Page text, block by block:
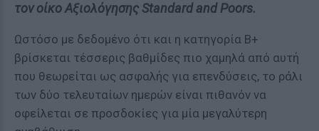
τον οίκο Αξιολόγησης Standard and Poors.
Ωστόσο με δεδομένο ότι και η κατηγορία Β+
βρίσκεται τέσσερις βαθμίδες πιο χαμηλά από αυτή
που θεωρείται ως ασφαλής για επενδύσεις, το ράλι
των δύο τελευταίων ημερών είναι πιθανόν να
οφείλεται σε προσδοκίες για μία μεγαλύτερη